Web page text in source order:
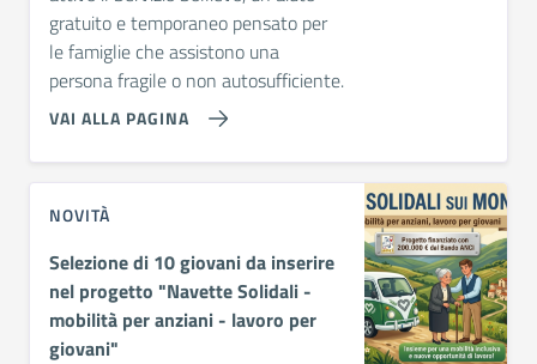
gratuito e temporaneo pensato per
le famiglie che assistono una
persona fragile o non autosufficiente.
VAI ALLA PAGINA
NOVITÀ
Selezione di 10 giovani da inserire
nel progetto "Navette Solidali -
mobilità per anziani - lavoro per
giovani"